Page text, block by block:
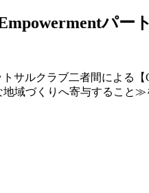
パ
ルクラブ二者間による
地域づくりへ寄与すること